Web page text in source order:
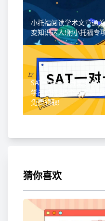
小托福阅读学术文章通
变知识达人!附小托福专
SAT一对一提分案例
学员如何用5个月实现高
免费领取!
猜你喜欢